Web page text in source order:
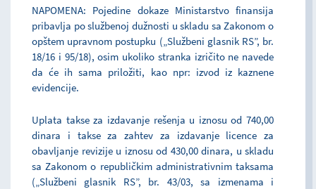
NAPOMENA: Pojedine dokaze Ministarstvo finansija
pribavlja po službenoj dužnosti u skladu sa Zakonom o
opštem upravnom postupku („Službeni glasnik RS”, br.
18/16 i 95/18), osim ukoliko stranka izričito ne navede
da će ih sama priložiti, kao npr: izvod iz kaznene
evidencije.
Uplata takse za izdavanje rešenja u iznosu od 740,00
dinara i takse za zahtev za izdavanje licence za
obavljanje revizije u iznosu od 430,00 dinara, u skladu
sa Zakonom o republičkim administrativnim taksama
(„Službeni glasnik RS”, br. 43/03, sa izmenama i